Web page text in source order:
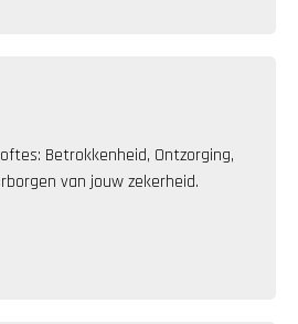
Betrokkenheid, Ontzorging,
van jouw zekerheid.